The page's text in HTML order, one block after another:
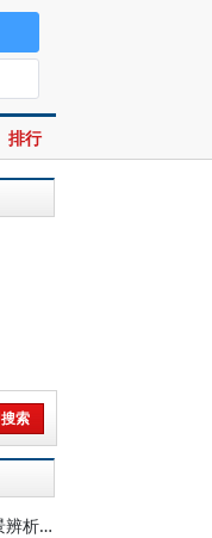
排行
周力：国际秩序变革的域外认知图景辨析—— 国外政要学界关于当代秩序变革的观点述评